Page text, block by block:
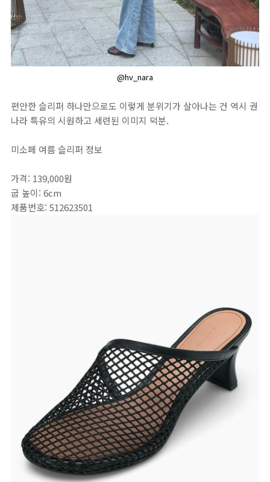
@hv_nara
편안한 슬리퍼 하나만으로도 이렇게 분위기가 살아나는 건 역시 권
나라 특유의 시원하고 세련된 이미지 덕분.
미소페 여름 슬리퍼 정보
가격: 139,000원
굽 높이: 6cm
제품번호: 512623501